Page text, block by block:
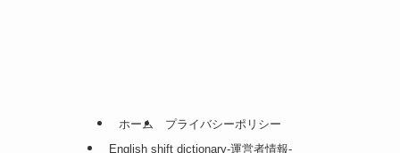
ホーム
プライバシーポリシー
English shift dictionary-運営者情報-